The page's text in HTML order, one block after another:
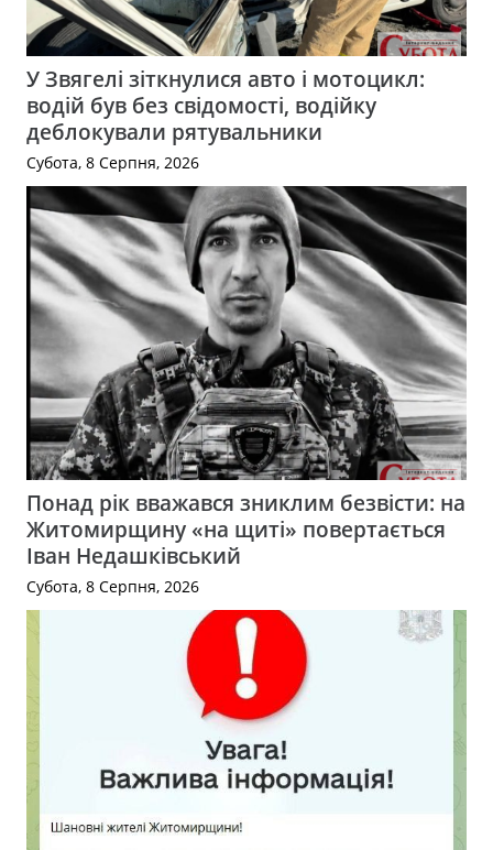
У Звягелі зіткнулися авто і мотоцикл:
водій був без свідомості, водійку
деблокували рятувальники
Субота, 8 Серпня, 2026
Понад рік вважався зниклим безвісти: на
Житомирщину «на щиті» повертається
Іван Недашківський
Субота, 8 Серпня, 2026